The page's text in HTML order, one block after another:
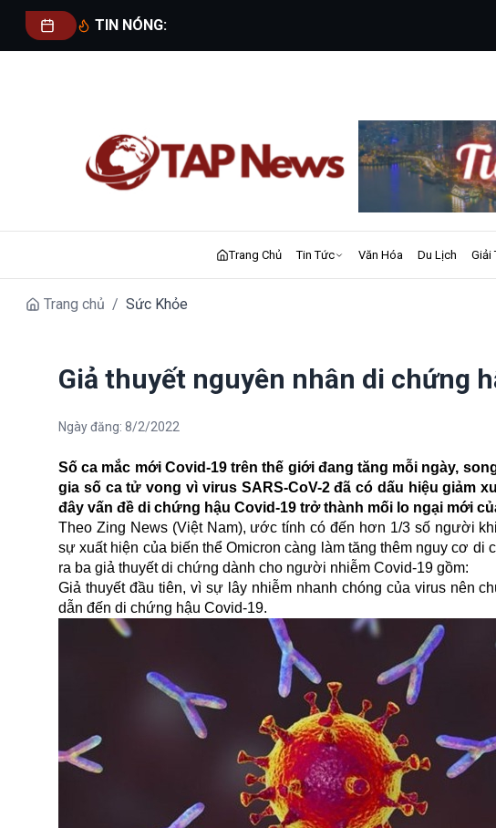
TIN NÓNG:
Trang Chủ Tin Tức Văn Hóa Du Lịch Giải
Trang chủ / Sức Khỏe
Giả thuyết nguyên nhân di chứng
Ngày đăng: 8/2/2022
Số ca mắc mới Covid-19 trên thế giới đang tăng mỗi ngày,
gia số ca tử vong vì virus SARS-CoV-2 đã có dấu hiệu giảm
đây vấn đề di chứng hậu Covid-19 trở thành mối lo ngại mới
Theo Zing News (Việt Nam), ước tính có đến hơn 1/3 số người
sự xuất hiện của biến thể Omicron càng làm tăng thêm nguy cơ di
ra ba giả thuyết di chứng dành cho người nhiễm Covid-19 gồm:
Giả thuyết đầu tiên, vì sự lây nhiễm nhanh chóng của virus nên
dẫn đến di chứng hậu Covid-19.